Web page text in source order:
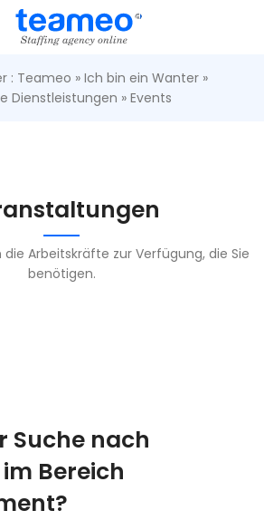
: Teameo » Ich bin ein Wanter »
Dienstleistungen » Events
Arbeitskräfte zur Verfügung, die Sie
benötigen.
Suche nach
Bereich